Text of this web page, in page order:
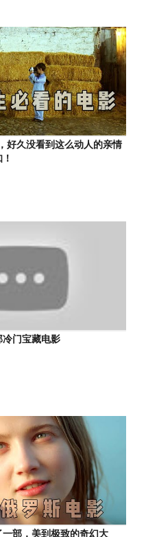
好久没看到这么动人的亲情
冷门宝藏电影
一部，美到极致的奇幻大